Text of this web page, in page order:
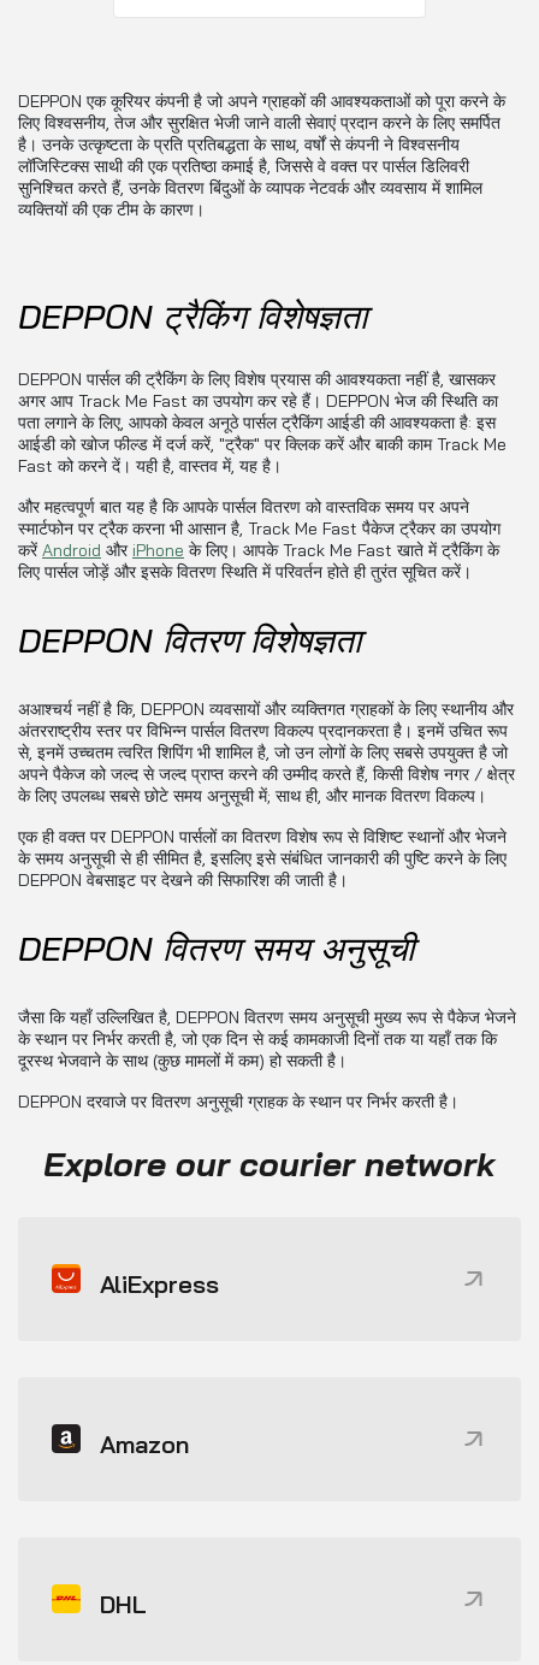
DEPPON एक कूरियर कंपनी है जो अपने ग्राहकों की आवश्यकताओं को पूरा करने के
लिए विश्वसनीय, तेज और सुरक्षित भेजी जाने वाली सेवाएं प्रदान करने के लिए समर्पित
है। उनके उत्कृष्टता के प्रति प्रतिबद्धता के साथ, वर्षों से कंपनी ने विश्वसनीय
लॉजिस्टिक्स साथी की एक प्रतिष्ठा कमाई है, जिससे वे वक्त पर पार्सल डिलिवरी
सुनिश्चित करते हैं, उनके वितरण बिंदुओं के व्यापक नेटवर्क और व्यवसाय में शामिल
व्यक्तियों की एक टीम के कारण।
DEPPON ट्रैकिंग विशेषज्ञता
DEPPON पार्सल की ट्रैकिंग के लिए विशेष प्रयास की आवश्यकता नहीं है, खासकर
अगर आप Track Me Fast का उपयोग कर रहे हैं। DEPPON भेज की स्थिति का
पता लगाने के लिए, आपको केवल अनूठे पार्सल ट्रैकिंग आईडी की आवश्यकता है: इस
आईडी को खोज फील्ड में दर्ज करें, "ट्रैक" पर क्लिक करें और बाकी काम Track Me
Fast को करने दें। यही है, वास्तव में, यह है।
और महत्वपूर्ण बात यह है कि आपके पार्सल वितरण को वास्तविक समय पर अपने
स्मार्टफोन पर ट्रैक करना भी आसान है, Track Me Fast पैकेज ट्रैकर का उपयोग
करेंAndroid और iPhone के लिए। आपके Track Me Fast खाते में ट्रैकिंग के
लिए पार्सल जोड़ें और इसके वितरण स्थिति में परिवर्तन होते ही तुरंत सूचित करें।
DEPPON वितरण विशेषज्ञता
अआश्चर्य नहीं है कि, DEPPON व्यवसायों और व्यक्तिगत ग्राहकों के लिए स्थानीय और
अंतरराष्ट्रीय स्तर पर विभिन्न पार्सल वितरण विकल्प प्रदानकरता है। इनमें उचित रूप
से, इनमें उच्चतम त्वरित शिपिंग भी शामिल है, जो उन लोगों के लिए सबसे उपयुक्त है जो
अपने पैकेज को जल्द से जल्द प्राप्त करने की उम्मीद करते हैं, किसी विशेष नगर / क्षेत्र
के लिए उपलब्ध सबसे छोटे समय अनुसूची में; साथ ही, और मानक वितरण विकल्प।
एक ही वक्त पर DEPPON पार्सलों का वितरण विशेष रूप से विशिष्ट स्थानों और भेजने
के समय अनुसूची से ही सीमित है, इसलिए इसे संबंधित जानकारी की पुष्टि करने के लिए
DEPPON वेबसाइट पर देखने की सिफारिश की जाती है।
DEPPON वितरण समय अनुसूची
जैसा कि यहाँ उल्लिखित है, DEPPON वितरण समय अनुसूची मुख्य रूप से पैकेज भेजने
के स्थान पर निर्भर करती है, जो एक दिन से कई कामकाजी दिनों तक या यहाँ तक कि
दूरस्थ भेजवाने के साथ (कुछ मामलों में कम) हो सकती है।
DEPPON दरवाजे पर वितरण अनुसूची ग्राहक के स्थान पर निर्भर करती है।
Explore our courier network
AliExpress
Amazon
DHL